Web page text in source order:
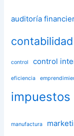
auditoría
contabilidad
control control
eficiencia
impuestos
manufactura